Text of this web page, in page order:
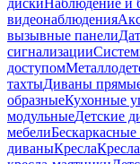
дискиНаблюдение и
видеонаблюдения
вызывные панели
сигнализации
доступом
тахтыДиваны
образныеКухонные
модульныеДетские
мебели
диваныКреслаКресла